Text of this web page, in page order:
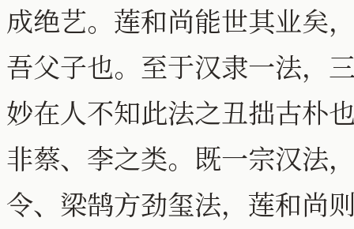
成绝艺。莲和尚能世其业矣
吾父子也。至于汉隶一法，
妙在人不知此法之丑拙古朴
非蔡、李之类。既一宗汉法
令、梁鹄方劲玺法，莲和尚